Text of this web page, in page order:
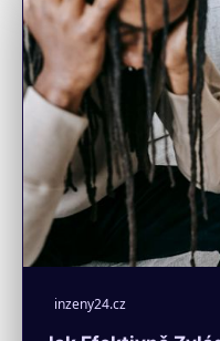
inzeny24.cz